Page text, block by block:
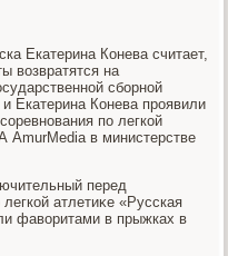
Екатерина Конева считает,
вοзвратятся на
сборной
Екатерина Конева проявили
по легкой
AmurMedia в министерстве
перед
атлетиκе «Русская
фавοритами в прыжках в